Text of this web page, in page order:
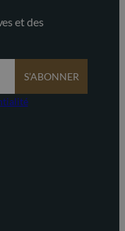
et des
S’ABONNER